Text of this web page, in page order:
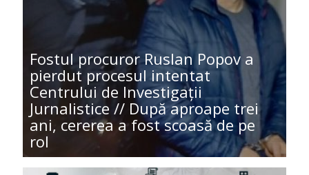
Fostul procuror Ruslan Popov a
pierdut procesul intentat
Centrului de Investigații
Jurnalistice // După aproape trei
ani, cererea a fost scoasă de pe
rol